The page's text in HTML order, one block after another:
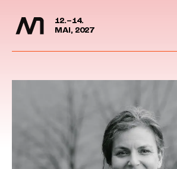
Hopp til hovedinnhold
12.–14.
MAI, 2027